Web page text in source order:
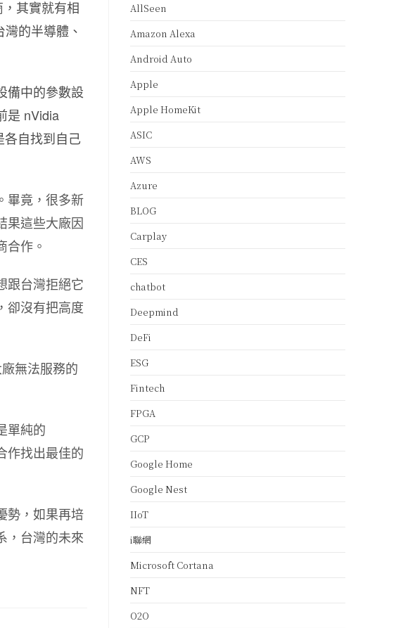
其實就有相
的半導體、
備中的參數設
是 nVidia
各自找到自己
畢竟，很多新
果這些大廠因
作。
跟台灣拒絕它
卻沒有把高度
無法服務的
單純的
作找出最佳的
勢，如果再培
，台灣的未來
AllSeen
Amazon Alexa
Android Auto
Apple
Apple HomeKit
ASIC
AWS
Azure
BLOG
Carplay
CES
chatbot
Deepmind
DeFi
ESG
Fintech
FPGA
GCP
Google Home
Google Nest
IIoT
i聯網
Microsoft Cortana
NFT
O2O